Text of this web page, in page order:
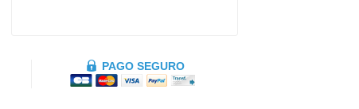
PAGO SEGURO